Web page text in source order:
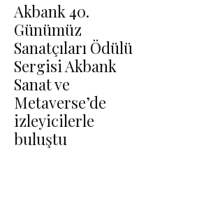
Akbank 40.
Günümüz
Sanatçıları Ödülü
Sergisi Akbank
Sanat ve
Metaverse’de
izleyicilerle
buluştu